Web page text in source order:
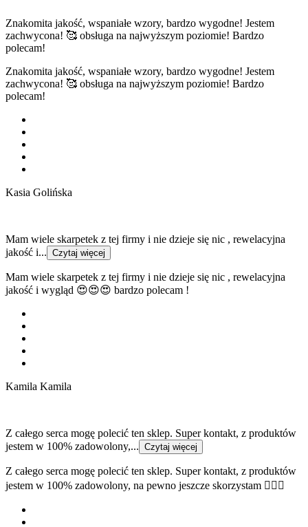
Znakomita jakość, wspaniałe wzory, bardzo wygodne! Jestem
zachwycona! 🥰 obsługa na najwyższym poziomie! Bardzo
polecam!
Znakomita jakość, wspaniałe wzory, bardzo wygodne! Jestem
zachwycona! 🥰 obsługa na najwyższym poziomie! Bardzo
polecam!
Kasia Golińska
Mam wiele skarpetek z tej firmy i nie dzieje się nic , rewelacyjna
jakość i... Czytaj więcej
Mam wiele skarpetek z tej firmy i nie dzieje się nic , rewelacyjna
jakość i wygląd 😍😍😍 bardzo polecam !
Kamila Kamila
Z całego serca mogę polecić ten sklep. Super kontakt, z produktów
jestem w 100% zadowolony,... Czytaj więcej
Z całego serca mogę polecić ten sklep. Super kontakt, z produktów
jestem w 100% zadowolony, na pewno jeszcze skorzystam 👍🏻😁